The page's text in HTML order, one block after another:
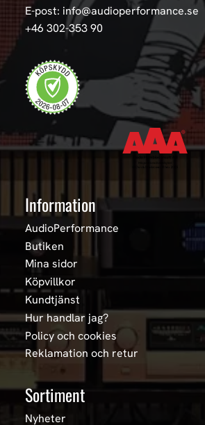
E-post: info@audioperformance.se
+46 302-353 90
Information
AudioPerformance
Butiken
Mina sidor
Köpvillkor
Kundtjänst
Hur handlar jag?
Policy och cookies
Reklamation och retur
Sortiment
Nyheter